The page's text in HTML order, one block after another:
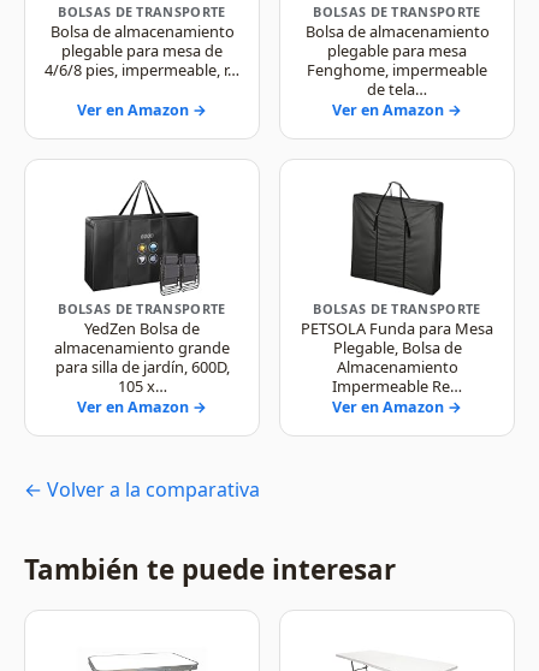
BOLSAS DE TRANSPORTE
Bolsa de almacenamiento
plegable para mesa de
4/6/8 pies, impermeable, r…
Ver en Amazon →
BOLSAS DE TRANSPORTE
Bolsa de almacenamiento
plegable para mesa
Fenghome, impermeable
de tela…
Ver en Amazon →
BOLSAS DE TRANSPORTE
YedZen Bolsa de
almacenamiento grande
para silla de jardín, 600D,
105 x…
Ver en Amazon →
BOLSAS DE TRANSPORTE
PETSOLA Funda para Mesa
Plegable, Bolsa de
Almacenamiento
Impermeable Re…
Ver en Amazon →
← Volver a la comparativa
También te puede interesar